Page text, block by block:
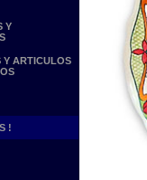
Y
Y ARTICULOS
!